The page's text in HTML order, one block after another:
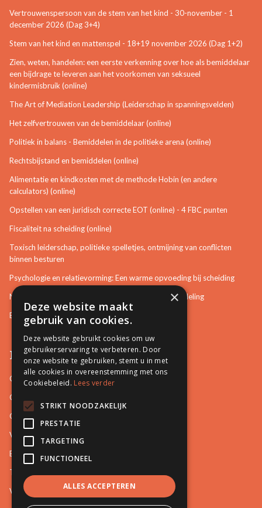
Vertrouwenspersoon van de stem van het kind - 30-november - 1
december 2026 (Dag 3+4)
Stem van het kind en mattenspel - 18+19 november 2026 (Dag 1+2)
Zien, weten, handelen: een eerste verkenning over hoe als bemiddelaar
een bijdrage te leveren aan het voorkomen van seksueel
kindermisbruik (online)
The Art of Mediation Leadership (Leiderschap in spanningsvelden)
Het zelfvertrouwen van de bemiddelaar (online)
Politiek in balans - Bemiddelen in de politieke arena (online)
Rechtsbijstand en bemiddelen (online)
Alimentatie en kindkosten met de methode Hobin (en andere
calculators) (online)
Opstellen van een juridisch correcte EOT (online) - 4 FBC punten
Fiscaliteit na scheiding (online)
Toxisch leiderschap, politieke spelletjes, ontmijning van conflicten
binnen besturen
Psychologie en relatievorming: Een warme opvoeding bij scheiding
Neurotisch of afwijkend gedrag herkennen in bemiddeling
Bemiddeling in bouwzaken
Pro Mediation
Contact
Over ons
Onze docenten
Video's
Blog
Tips
Vacatures
×
Deze website maakt
gebruik van cookies.
Deze website gebruikt cookies om uw
gebruikerservaring te verbeteren. Door
onze website te gebruiken, stemt u in met
alle cookies in overeenstemming met ons
Cookiebeleid. Lees verder
STRIKT NOODZAKELIJK
PRESTATIE
TARGETING
FUNCTIONEEL
ALLES ACCEPTEREN